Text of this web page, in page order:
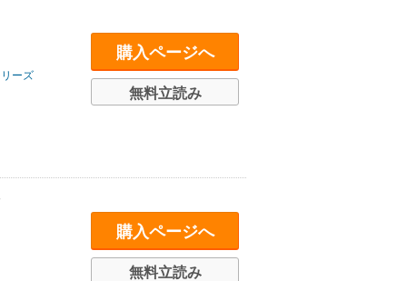
ーズ
購入ページへ
無料立読み
購入ページへ
無料立読み